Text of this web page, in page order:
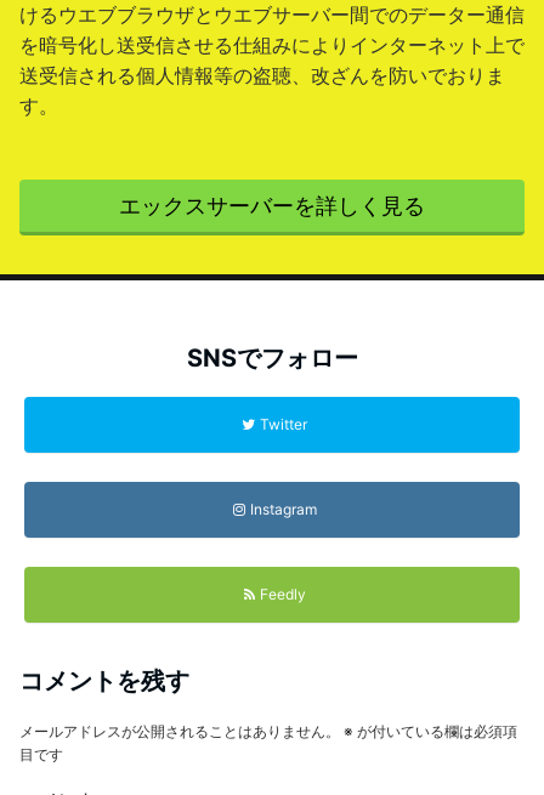
けるウエブブラウザとウエブサーバー間でのデーター通信
を暗号化し送受信させる仕組みによりインターネット上で
送受信される個人情報等の盗聴、改ざんを防いでおりま
す。
エックスサーバーを詳しく見る
SNSでフォロー
Twitter
Instagram
Feedly
コメントを残す
メールアドレスが公開されることはありません。 ※ が付いている欄は必須項
目です